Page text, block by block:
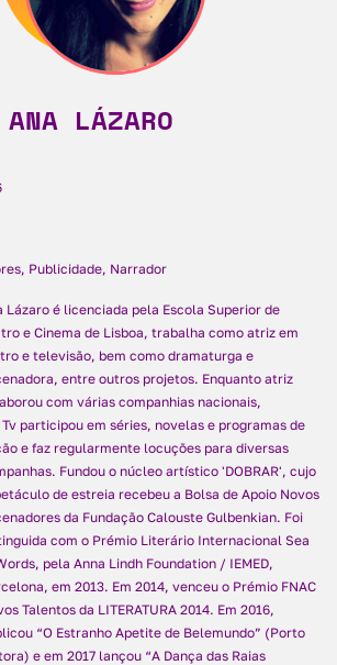
ANA LÁZARO
Publicidade, Narrador
Lázaro é licenciada pela Escola Superior de
e Cinema de Lisboa, trabalha como atriz em
e televisão, bem como dramaturga e
entre outros projetos. Enquanto atriz
com várias companhias nacionais,
participou em séries, novelas e programas de
e faz regularmente locuções para diversas
Fundou o núcleo artístico 'DOBRAR', cujo
de estreia recebeu a Bolsa de Apoio Novos
da Fundação Calouste Gulbenkian. Foi
com o Prémio Literário Internacional Sea
pela Anna Lindh Foundation / IEMED,
em 2013. Em 2014, venceu o Prémio FNAC
Talentos da LITERATURA 2014. Em 2016,
“O Estranho Apetite de Belemundo” (Porto
e em 2017 lançou “A Dança das Raias